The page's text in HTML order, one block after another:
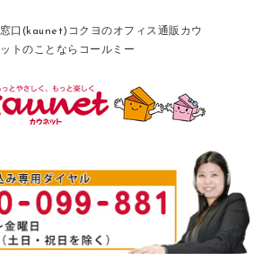
口(kaunet)コクヨのオフィス通販カウ
トのことならコールミー